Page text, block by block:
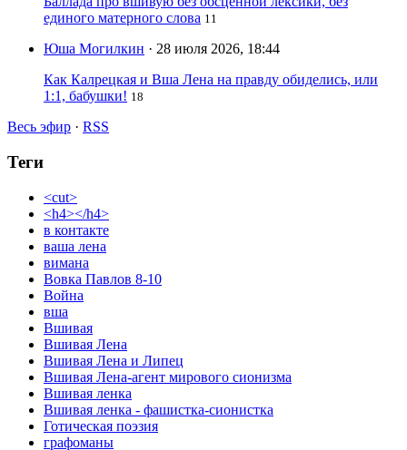
единого матерного слова 11
Юша Могилкин · 28 июля 2026, 18:44
Как Калрецкая и Вша Лена на правду обиделись, или
1:1, бабушки! 18
Весь эфир · RSS
Теги
<cut>
<h4></h4>
в контакте
ваша лена
вимана
Вовка Павлов 8-10
Война
вша
Вшивая
Вшивая Лена
Вшивая Лена и Липец
Вшивая Лена-агент мирового сионизма
Вшивая ленка
Вшивая ленка - фашистка-сионистка
Готическая поэзия
графоманы